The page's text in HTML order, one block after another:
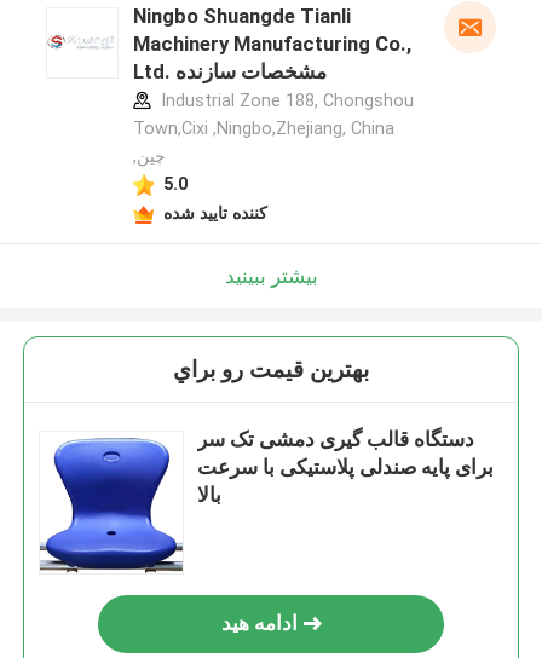
Ningbo Shuangde Tianli
Machinery Manufacturing Co.,
Ltd. مشخصات سازنده
Industrial Zone 188, Chongshou
Town,Cixi ,Ningbo,Zhejiang, China
,چین
5.0
کننده تایید شده
بیشتر ببینید
بهترين قيمت رو براي
دستگاه قالب گیری دمشی تک سر
برای پایه صندلی پلاستیکی با سرعت
بالا
ادامه هید